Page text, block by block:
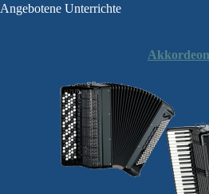
Angebotene Unterrichte
Akkordeon